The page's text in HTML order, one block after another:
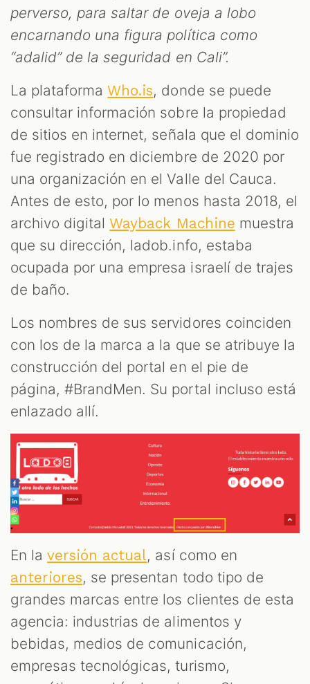
perverso, para saltar de oveja a lobo
encarnando una figura política como
“adalid” de la seguridad en Cali”.
La plataformaWho.is, donde se puede
consultar información sobre la propiedad
de sitios en internet, señala que el dominio
fue registrado en diciembre de 2020 por
una organización en el Valle del Cauca.
Antes de esto, por lo menos hasta 2018, el
archivo digitalWayback Machine muestra
que su dirección, ladob.info, estaba
ocupada por una empresa israelí de trajes
de baño.
Los nombres de sus servidores coinciden
con los de la marca a la que se atribuye la
construcción del portal en el pie de
página, #BrandMen. Su portal incluso está
enlazado allí.
En laversión actual, así como en
anteriores, se presentan todo tipo de
grandes marcas entre los clientes de esta
agencia: industrias de alimentos y
bebidas, medios de comunicación,
empresas tecnológicas, turismo,